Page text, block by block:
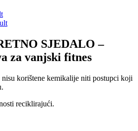
SJEDALO –
za vanjski fitnes
korištene kemikalije niti postupci koji
reciklirajući.